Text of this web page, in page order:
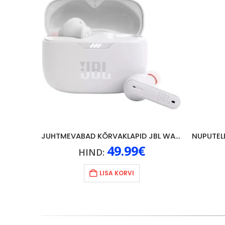
JUHTMEVABAD KÕRVAKLAPID JBL WAVE 200, VALGE
HIND: 49.99€
LISA KORVI